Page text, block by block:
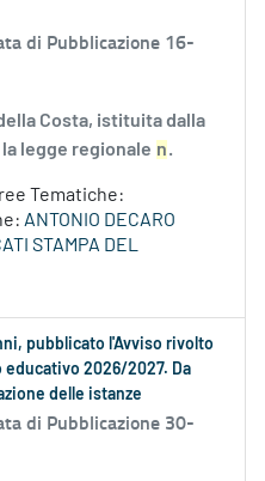
di Pubblicazione 16-
Costa, istituita dalla
legge regionale n.
Tematiche:
ANTONIO DECARO
STAMPA DEL
pubblicato l'Avviso rivolto
educativo 2026/2027. Da
delle istanze
di Pubblicazione 30-